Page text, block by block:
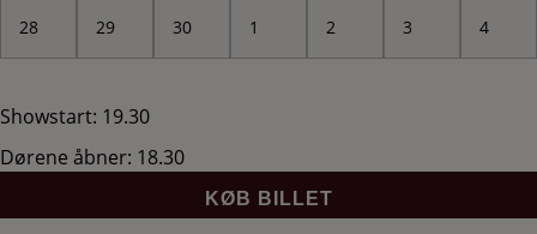
28 29 30 1 2 3 4
Showstart: 19.30
Dørene åbner: 18.30
KØB BILLET